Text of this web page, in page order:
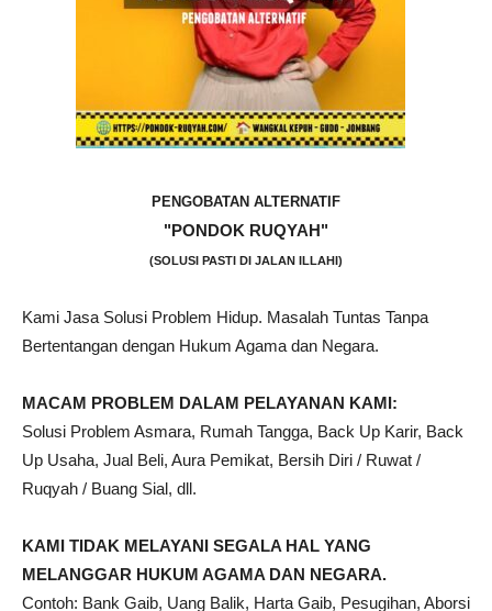
PENGOBATAN ALTERNATIF
"PONDOK RUQYAH"
(SOLUSI PASTI DI JALAN ILLAHI)
Kami Jasa Solusi Problem Hidup. Masalah Tuntas Tanpa
Bertentangan dengan Hukum Agama dan Negara.
MACAM PROBLEM DALAM PELAYANAN KAMI:
Solusi Problem Asmara, Rumah Tangga, Back Up Karir, Back
Up Usaha, Jual Beli, Aura Pemikat, Bersih Diri / Ruwat /
Ruqyah / Buang Sial, dll.
KAMI TIDAK MELAYANI SEGALA HAL YANG
MELANGGAR HUKUM AGAMA DAN NEGARA.
Contoh: Bank Gaib, Uang Balik, Harta Gaib, Pesugihan, Aborsi